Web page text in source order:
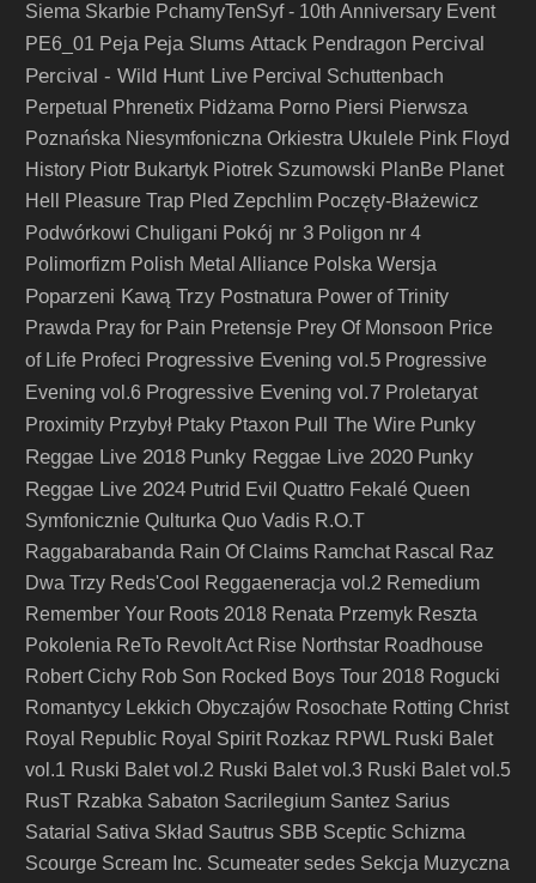
Siema Skarbie PchamyTenSyf - 10th Anniversary Event
PE6_01 Peja Peja Slums Attack Pendragon Percival
Percival - Wild Hunt Live Percival Schuttenbach
Perpetual
Phrenetix Pidżama Porno Piersi Pierwsza
Poznańska Niesymfoniczna Orkiestra Ukulele Pink Floyd
History Piotr Bukartyk Piotrek Szumowski PlanBe Planet
Hell
Pleasure Trap Pled Zepchlim Poczęty-Błażewicz
Podwórkowi Chuligani Pokój nr 3 Poligon nr 4
Polimorfizm Polish Metal Alliance Polska Wersja
Poparzeni Kawą Trzy Postnatura Power of Trinity
Prawda Pray for Pain Pretensje Prey Of Monsoon Price
of Life Profeci Progressive Evening vol.5 Progressive
Evening vol.6 Progressive Evening vol.7 Proletaryat
Proximity Przybył Ptaky Ptaxon Pull The Wire Punky
Reggae Live 2018 Punky Reggae Live 2020 Punky
Reggae Live 2024 Putrid Evil Quattro Fekalé Queen
Symfonicznie Qulturka Quo Vadis R.O.T
Raggabarabanda Rain Of Claims Ramchat Rascal
Raz
Dwa Trzy Reds'Cool Reggaeneracja vol.2 Remedium
Remember Your Roots 2018 Renata Przemyk Reszta
Pokolenia ReTo Revolt Act Rise Northstar Roadhouse
Robert Cichy Rob Son Rocked Boys Tour 2018 Rogucki
Romantycy Lekkich Obyczajów Rosochate Rotting Christ
Royal Republic Royal Spirit Rozkaz RPWL Ruski Balet
vol.1 Ruski Balet vol.2 Ruski Balet vol.3 Ruski Balet vol.5
RusT Rzabka Sabaton Sacrilegium Santez Sarius
Satarial Sativa Skład Sautrus SBB Sceptic Schizma
Scourge Scream Inc. Scumeater sedes Sekcja Muzyczna